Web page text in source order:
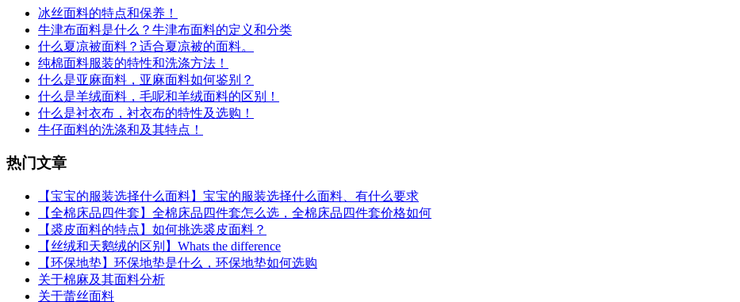
冰丝面料的特点和保养！
牛津布面料是什么？牛津布面料的定义和分类
什么夏凉被面料？适合夏凉被的面料。
纯棉面料服装的特性和洗涤方法！
什么是亚麻面料，亚麻面料如何鉴别？
什么是羊绒面料，毛呢和羊绒面料的区别！
什么是衬衣布，衬衣布的特性及选购！
牛仔面料的洗涤和及其特点！
热门文章
【宝宝的服装选择什么面料】宝宝的服装选择什么面料、有什么要求
【全棉床品四件套】全棉床品四件套怎么选，全棉床品四件套价格如何
【裘皮面料的特点】如何挑选裘皮面料？
【丝绒和天鹅绒的区别】Whats the difference
【环保地垫】环保地垫是什么，环保地垫如何选购
关于棉麻及其面料分析
关于蕾丝面料